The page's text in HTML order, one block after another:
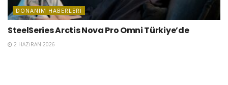
DONANIM HABERLERI
SteelSeries Arctis Nova Pro Omni Türkiye’de
2 HAZIRAN 2026